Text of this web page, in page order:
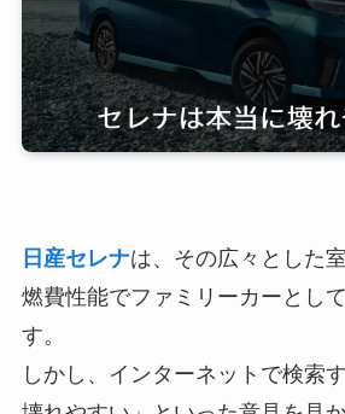
日産セレナは、その広々とした
燃費性能でファミリーカーとし
す。
しかし、インターネットで検索